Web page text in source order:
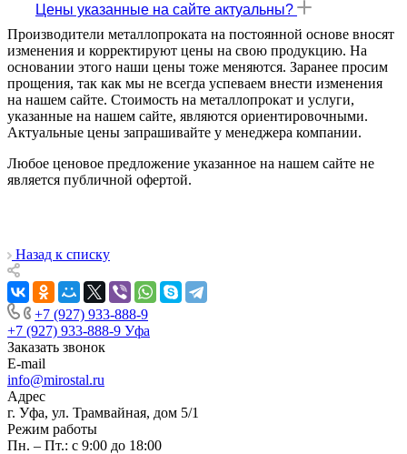
Цены указанные на сайте актуальны?
Производители металлопроката на постоянной основе вносят
изменения и корректируют цены на свою продукцию. На
основании этого наши цены тоже меняются. Заранее просим
прощения, так как мы не всегда успеваем внести изменения
на нашем сайте. Стоимость на металлопрокат и услуги,
указанные на нашем сайте, являются ориентировочными.
Актуальные цены запрашивайте у менеджера компании.
Любое ценовое предложение указанное на нашем сайте не
является публичной офертой.
Назад к списку
+7 (927) 933-888-9
+7 (927) 933-888-9 Уфа
Заказать звонок
E-mail
info@mirostal.ru
Адрес
г. Уфа, ул. Трамвайная, дом 5/1
Режим работы
Пн. – Пт.: с 9:00 до 18:00